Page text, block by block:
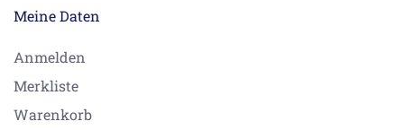
Meine Daten
Anmelden
Merkliste
Warenkorb